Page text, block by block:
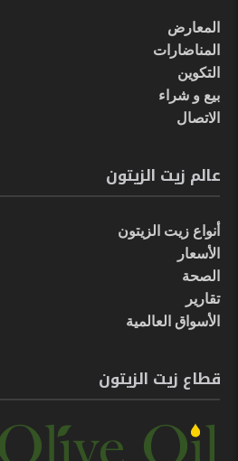
المعارض
المناضارات
التكوين
بيع و شراء
الاتصال
عالم زيت الزيتون
أنواع زيت الزيتون
الأسعار
الصحة
تقارير
الأسواق العالمية
قطاع زيت الزيتون